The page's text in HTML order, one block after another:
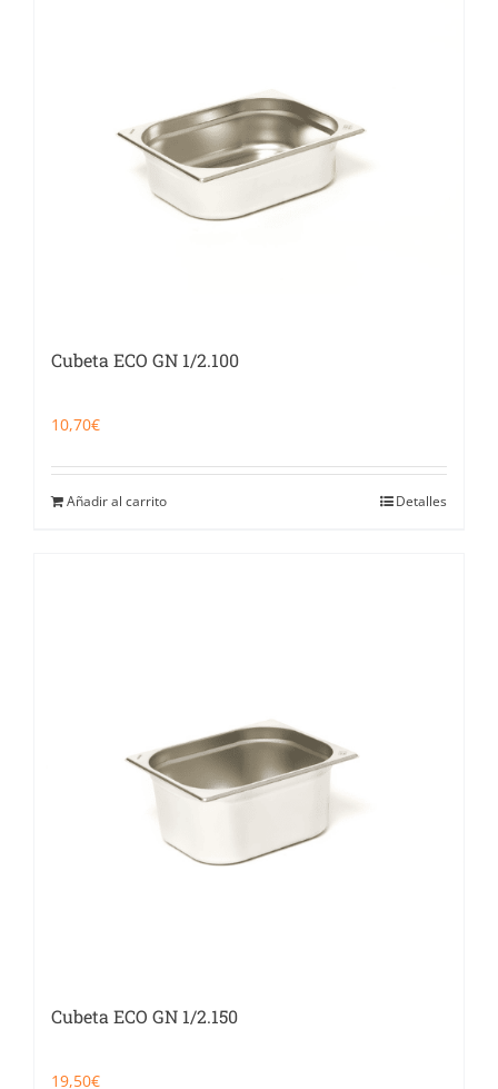
Cubeta ECO GN 1/2.100
10,70€
Añadir al carrito Detalles
Cubeta ECO GN 1/2.150
19,50€